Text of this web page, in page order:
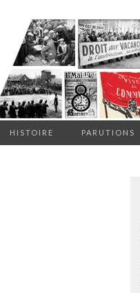
HISTOIRE PARUTIONS